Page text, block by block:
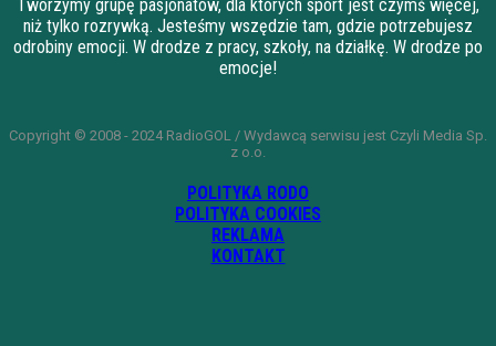
Tworzymy grupę pasjonatów, dla których sport jest czymś więcej,
niż tylko rozrywką. Jesteśmy wszędzie tam, gdzie potrzebujesz
odrobiny emocji. W drodze z pracy, szkoły, na działkę. W drodze po
emocje!
Copyright © 2008 - 2024 RadioGOL / Wydawcą serwisu jest Czyli Media Sp.
z o.o.
POLITYKA RODO
POLITYKA COOKIES
REKLAMA
KONTAKT